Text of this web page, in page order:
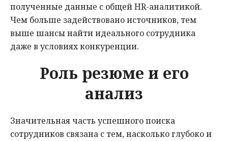
полученные данные с общей HR-аналитикой.
Чем больше задействовано источников, тем
выше шансы найти идеального сотрудника
даже в условиях конкуренции.
Роль резюме и его
анализ
Значительная часть успешного поиска
сотрудников связана с тем, насколько глубоко и